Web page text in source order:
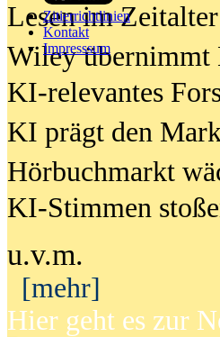
Zitierrichtlinien
Kontakt
Impresssum
Lesen im
Wiley übernimmt
KI-relevantes
KI prägt den
Hörbuchmarkt
KI-Stimmen
u.v.m.
[mehr]
Hier geht es zur